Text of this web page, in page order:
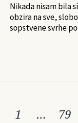
Nikada nisam bila
obzira na sve,
sopstvene svrhe
1 … 79